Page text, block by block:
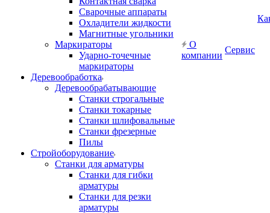
Сварочные аппараты
Охладители жидкости
Магнитные угольники
Маркираторы
Ударно-точечные
маркираторы
Деревообработка
Деревообрабатывающие
Станки строгальные
Станки токарные
Станки шлифовальные
Станки фрезерные
Пилы
Стройоборудование
Станки для арматуры
Станки для гибки
арматуры
Станки для резки
арматуры
О
компании
Сервис